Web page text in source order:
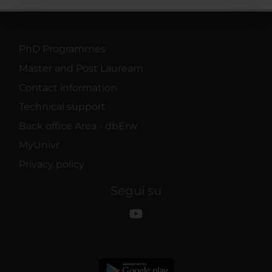
con altre informazioni che hai fornito loro o che hanno
PhD Programmes
Master and Post Lauream
Contact information
Technical support
Back office Area - dbErw
MyUnivr
Privacy policy
Segui su